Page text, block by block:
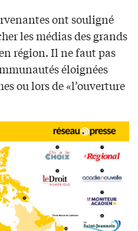
ont souligné
les médias des grands
région. Il ne faut pas
éloignées
ou lors de «l’ouverture